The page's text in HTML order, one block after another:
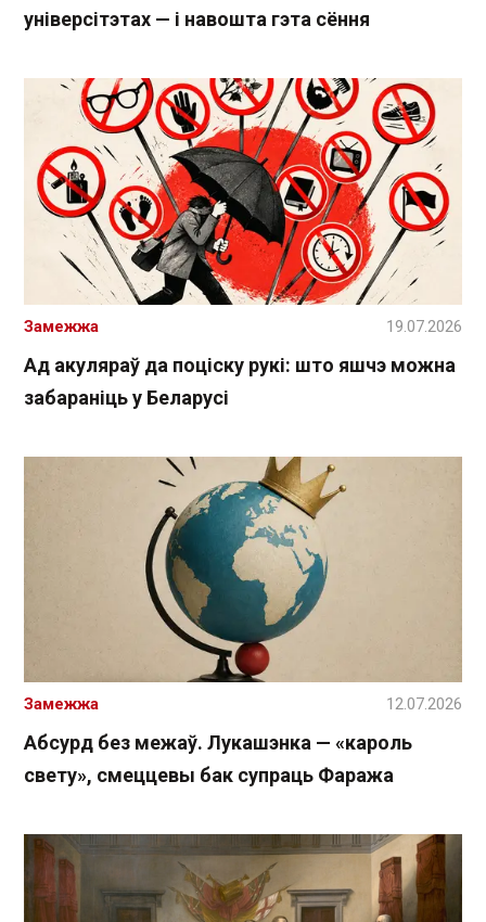
універсітэтах — і навошта гэта сёння
Ад акуляраў да поціску рукі: што яшчэ можна
забараніць у Беларусі
Замежжа 19.07.2026
Абсурд без межаў. Лукашэнка — «кароль
свету», смеццевы бак супраць Фаража
Замежжа 12.07.2026